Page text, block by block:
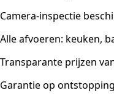
Camera-inspectie
Alle afvoeren: keuken,
Transparante prijzen
Garantie op ontstopping